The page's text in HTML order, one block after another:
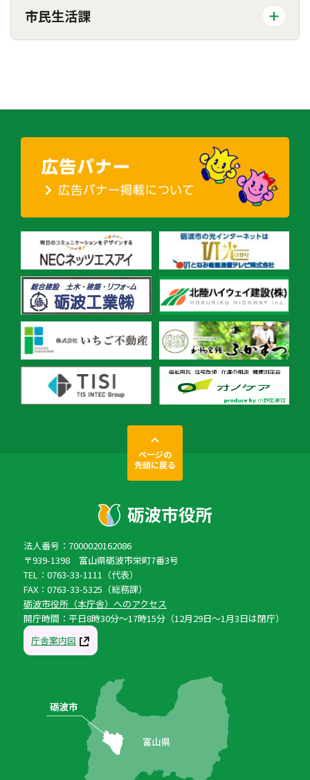
市民生活課
ページの
先頭に戻る
法人番号：7000020162086
〒939-1398 富山県砺波市栄町7番3号
TEL：0763-33-1111（代表）
FAX：0763-33-5325（総務課）
砺波市役所（本庁舎）へのアクセス
開庁時間：平日8時30分〜17時15分（12月29日〜1月3日は閉庁）
庁舎案内図